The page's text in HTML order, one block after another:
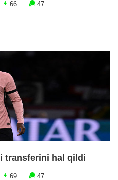
66 47
transferini hal qildi
69 47